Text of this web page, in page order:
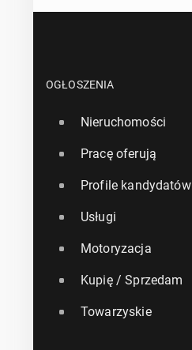
OGŁOSZENIA
Nieruchomości
Pracę oferują
Profile kandydatów
Usługi
Motoryzacja
Kupię / Sprzedam
Towarzyskie